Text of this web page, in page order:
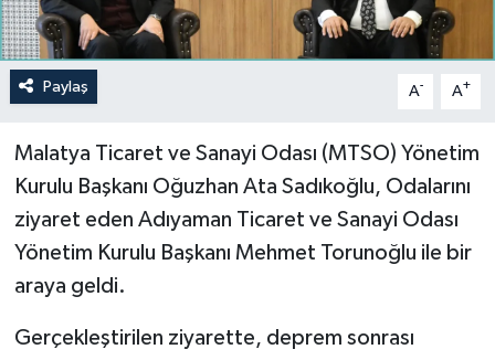
Paylaş A- A+
Malatya Ticaret ve Sanayi Odası (MTSO) Yönetim
Kurulu Başkanı Oğuzhan Ata Sadıkoğlu, Odalarını
ziyaret eden Adıyaman Ticaret ve Sanayi Odası
Yönetim Kurulu Başkanı Mehmet Torunoğlu ile bir
araya geldi.
Gerçekleştirilen ziyarette, deprem sonrası
Yaşam